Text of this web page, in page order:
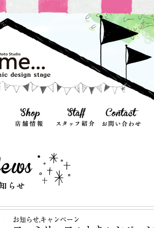
お知らせ キャンペーン